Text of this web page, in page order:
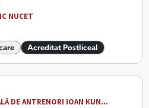
NUCET
Acreditat Postliceal
DE ANTRENORI IOAN KUN...